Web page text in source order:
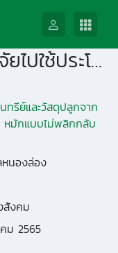
รายละเอียดการนำงานวิจัยไปใช้ประโยชน์
ทรีย์และวัสดุปลูกจาก
หมักแบบไม่พลิกกลับ
นองล่อง
สังคม
ม 2565